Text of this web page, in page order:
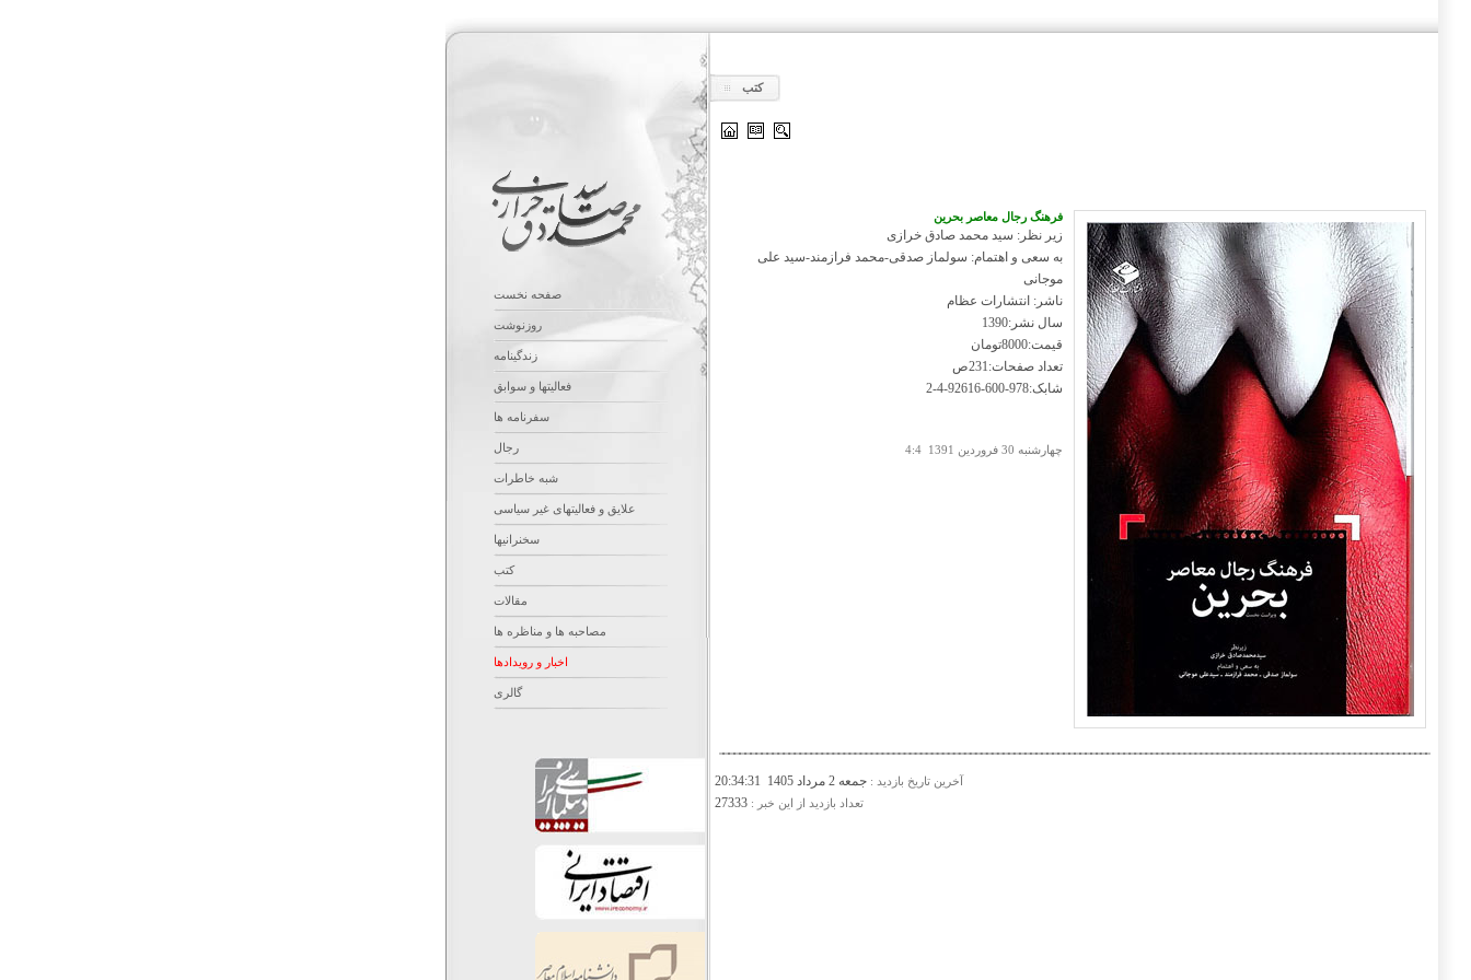
کتب
فرهنگ رجال معاصر بحرین
زیر نظر: سید محمد صادق خرازی
به سعی و اهتمام: سولماز صدقی-محمد فرازمند-سید علی
موجانی
ناشر: انتشارات عظام
سال نشر:1390
قیمت:8000تومان
تعداد صفحات:231ص
شابک:978-600-92616-4-2
چهارشنبه 30 فروردين 1391 4:4
آخرين تاريخ بازديد :جمعه 2 مرداد 1405 20:34:31
تعداد بازديد از اين خبر :27333
صفحه نخست
روزنوشت
زندگینامه
فعالیتها و سوابق
سفرنامه ها
رجال
شبه خاطرات
علایق و فعالیتهای غیر سیاسی
سخنرانیها
کتب
مقالات
مصاحبه ها و مناظره ها
اخبار و رویدادها
گالری